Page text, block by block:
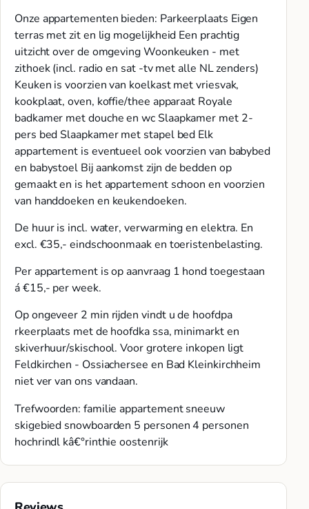
Onze appartementen bieden: Parkeerplaats Eigen
terras met zit en lig mogelijkheid Een prachtig
uitzicht over de omgeving Woonkeuken - met
zithoek (incl. radio en sat -tv met alle NL zenders)
Keuken is voorzien van koelkast met vriesvak,
kookplaat, oven, koffie/thee apparaat Royale
badkamer met douche en wc Slaapkamer met 2-
pers bed Slaapkamer met stapel bed Elk
appartement is eventueel ook voorzien van babybed
en babystoel Bij aankomst zijn de bedden op
gemaakt en is het appartement schoon en voorzien
van handdoeken en keukendoeken.
De huur is incl. water, verwarming en elektra. En
excl. €35,- eindschoonmaak en toeristenbelasting.
Per appartement is op aanvraag 1 hond toegestaan
á €15,- per week.
Op ongeveer 2 min rijden vindt u de hoofdpa
rkeerplaats met de hoofdka ssa, minimarkt en
skiverhuur/skischool. Voor grotere inkopen ligt
Feldkirchen - Ossiachersee en Bad Kleinkirchheim
niet ver van ons vandaan.
Trefwoorden: familie appartement sneeuw
skigebied snowboarden 5 personen 4 personen
hochrindl kâ€°rinthie oostenrijk